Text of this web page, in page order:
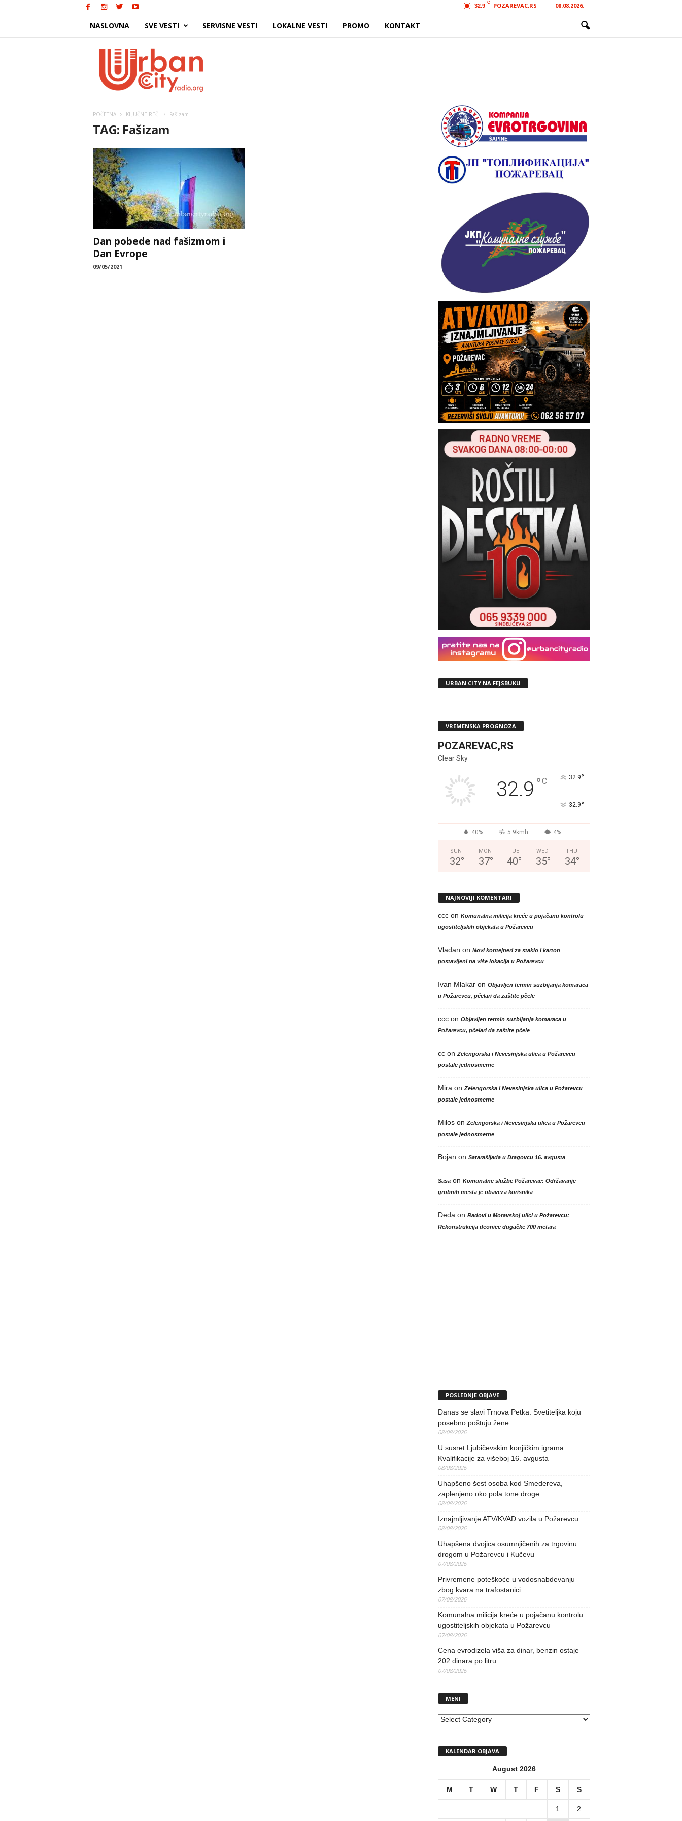
32.9
C POZAREVAC,RS 08.08.2026.
NASLOVNA SVE VESTI SERVISNE VESTI LOKALNE VESTI PROMO KONTAKT
POČETNA KLJUČNE REČI Fašizam
TAG: Fašizam
Dan pobede nad fašizmom i
Dan Evrope
09/05/2021
URBAN CITY NA FEJSBUKU
VREMENSKA PROGNOZA
POZAREVAC,RS
Clear Sky
32.9 °C 32.9°
32.9°
40% 5.9kmh 4%
SUN
32°
MON
37°
TUE
40°
WED
35°
THU
34°
NAJNOVIJI KOMENTARI
cccon Komunalna milicija kreće u pojačanu kontrolu
ugostiteljskih objekata u Požarevcu
Vladan on Novi kontejneri za staklo i karton
postavljeni na više lokacija u Požarevcu
Ivan Mlakaron Objavljen termin suzbijanja komaraca
u Požarevcu, pčelari da zaštite pčele
cccon Objavljen termin suzbijanja komaraca u
Požarevcu, pčelari da zaštite pčele
ccon Zelengorska i Nevesinjska ulica u Požarevcu
postale jednosmerne
Mira on Zelengorska i Nevesinjska ulica u Požarevcu
postale jednosmerne
Miloson Zelengorska i Nevesinjska ulica u Požarevcu
postale jednosmerne
Bojan on Satarašijada u Dragovcu 16. avgusta
Sasaon Komunalne službe Požarevac: Održavanje
grobnih mesta je obaveza korisnika
Deda on Radovi u Moravskoj ulici u Požarevcu:
Rekonstrukcija deonice dugačke 700 metara
POSLEDNJE OBJAVE
Danas se slavi Trnova Petka: Svetiteljka koju
posebno poštuju žene
08/08/2026
U susret Ljubičevskim konjičkim igrama:
Kvalifikacije za višeboj 16. avgusta
08/08/2026
Uhapšeno šest osoba kod Smedereva,
zaplenjeno oko pola tone droge
08/08/2026
Iznajmljivanje ATV/KVAD vozila u Požarevcu
08/08/2026
Uhapšena dvojica osumnjičenih za trgovinu
drogom u Požarevcu i Kučevu
07/08/2026
Privremene poteškoće u vodosnabdevanju
zbog kvara na trafostanici
07/08/2026
Komunalna milicija kreće u pojačanu kontrolu
ugostiteljskih objekata u Požarevcu
07/08/2026
Cena evrodizela viša za dinar, benzin ostaje
202 dinara po litru
07/08/2026
MENI
MENI
KALENDAR OBJAVA
August 2026
M T W T F S S
1 2